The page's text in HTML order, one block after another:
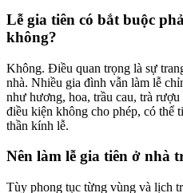
Lễ gia tiên có bắt buộc
không?
Không. Điều quan trọng là sự
nhà. Nhiều gia đình vẫn làm lễ
như hương, hoa, trầu cau, trà
điều kiện không cho phép, có thể
thần kính lễ.
Nên làm lễ gia tiên ở nhà
Tùy phong tục từng vùng và lịch